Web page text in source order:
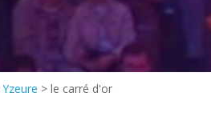
> le carré d'or